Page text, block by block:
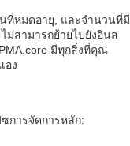
ที่หมดอายุ, และจำนวนที่มี
ม่สามารถย้ายไปยังอินส
มีทุกสิ่งที่คุณ
อง
การจัดการหลัก: